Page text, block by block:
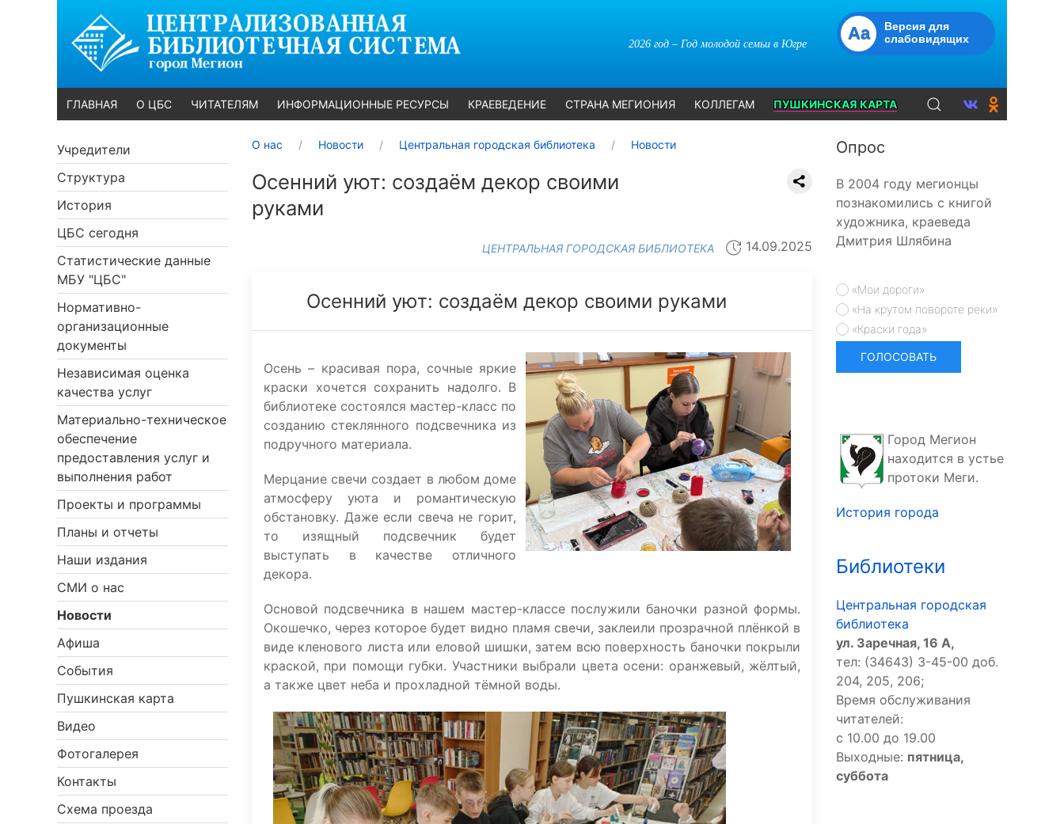
2026 год – Год молодой семьи в Югре
Aa
Версия для
слабовидящих
ГЛАВНАЯ О ЦБС ЧИТАТЕЛЯМ ИНФОРМАЦИОННЫЕ РЕСУРСЫ КРАЕВЕДЕНИЕ СТРАНА МЕГИОНИЯ КОЛЛЕГАМ ПУШКИНСКАЯ КАРТА
Учредители
Структура
История
ЦБС сегодня
Статистические данные
МБУ "ЦБС"
Нормативно-
организационные
документы
Независимая оценка
качества услуг
Материально-техническое
обеспечение
предоставления услуг и
выполнения работ
Проекты и программы
Планы и отчеты
Наши издания
СМИ о нас
Новости
Афиша
События
Пушкинская карта
Видео
Фотогалерея
Контакты
Схема проезда
О нас Новости Центральная городская библиотека Новости
Осенний уют: создаём декор своими
руками
ЦЕНТРАЛЬНАЯ ГОРОДСКАЯ БИБЛИОТЕКА 14.09.2025
Осенний уют: создаём декор своими руками
Осень – красивая пора, сочные яркие
краски хочется сохранить надолго. В
библиотеке состоялся мастер-класс по
созданию стеклянного подсвечника из
подручного материала.
Мерцание свечи создает в любом доме
атмосферу уюта и романтическую
обстановку. Даже если свеча не горит,
то изящный подсвечник будет
выступать в качестве отличного
декора.
Основой подсвечника в нашем мастер-классе послужили баночки разной формы.
Окошечко, через которое будет видно пламя свечи, заклеили прозрачной плёнкой в
виде кленового листа или еловой шишки, затем всю поверхность баночки покрыли
краской, при помощи губки. Участники выбрали цвета осени: оранжевый, жёлтый,
а также цвет неба и прохладной тёмной воды.
Опрос
В 2004 году мегионцы
познакомились с книгой
художника, краеведа
Дмитрия Шлябина
«Мои дороги»
«На крутом повороте реки»
«Краски года»
Город Мегион
находится в устье
протоки Меги.
История города
Библиотеки
Центральная городская
библиотека
ул. Заречная, 16 А,
тел: (34643) 3-45-00 доб.
204, 205, 206;
Время обслуживания
читателей:
с 10.00 до 19.00
Выходные: пятница,
суббота